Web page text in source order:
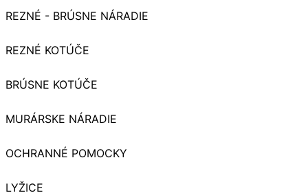
REZNÉ - BRÚSNE NÁRADIE
REZNÉ KOTÚČE
BRÚSNE KOTÚČE
MURÁRSKE NÁRADIE
OCHRANNÉ POMOCKY
LYŽICE